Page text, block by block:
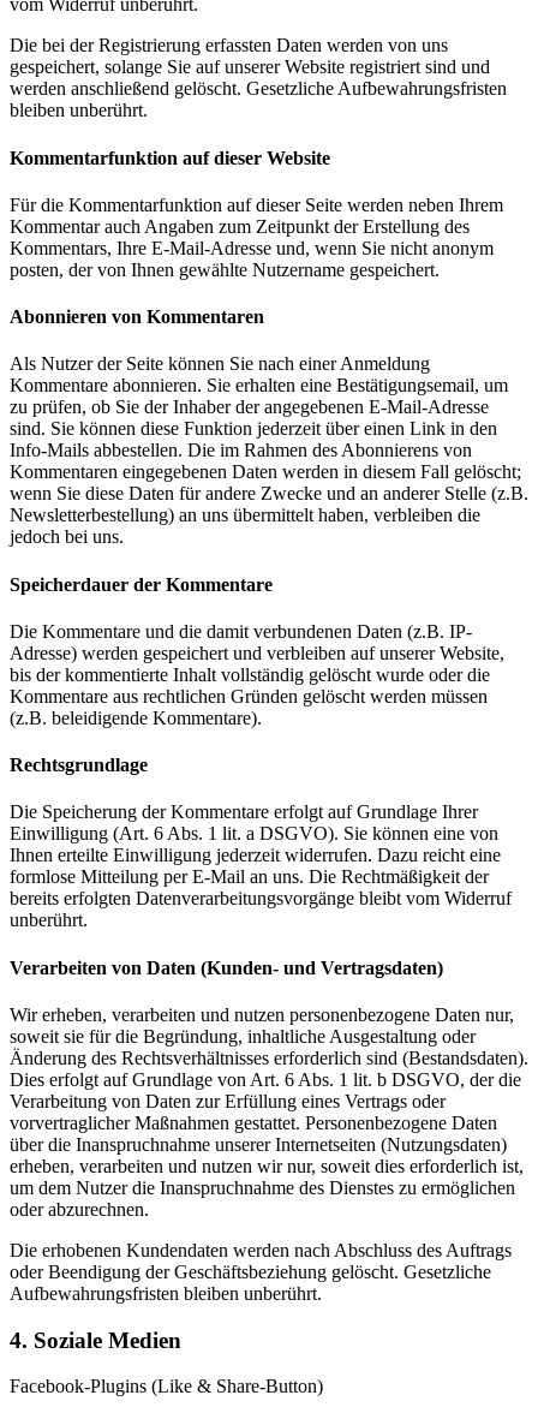
vom Widerruf unberührt.
Die bei der Registrierung erfassten Daten werden von uns
gespeichert, solange Sie auf unserer Website registriert sind und
werden anschließend gelöscht. Gesetzliche Aufbewahrungsfristen
bleiben unberührt.
Kommentarfunktion auf dieser Website
Für die Kommentarfunktion auf dieser Seite werden neben Ihrem
Kommentar auch Angaben zum Zeitpunkt der Erstellung des
Kommentars, Ihre E-Mail-Adresse und, wenn Sie nicht anonym
posten, der von Ihnen gewählte Nutzername gespeichert.
Abonnieren von Kommentaren
Als Nutzer der Seite können Sie nach einer Anmeldung
Kommentare abonnieren. Sie erhalten eine Bestätigungsemail, um
zu prüfen, ob Sie der Inhaber der angegebenen E-Mail-Adresse
sind. Sie können diese Funktion jederzeit über einen Link in den
Info-Mails abbestellen. Die im Rahmen des Abonnierens von
Kommentaren eingegebenen Daten werden in diesem Fall gelöscht;
wenn Sie diese Daten für andere Zwecke und an anderer Stelle (z.B.
Newsletterbestellung) an uns übermittelt haben, verbleiben die
jedoch bei uns.
Speicherdauer der Kommentare
Die Kommentare und die damit verbundenen Daten (z.B. IP-
Adresse) werden gespeichert und verbleiben auf unserer Website,
bis der kommentierte Inhalt vollständig gelöscht wurde oder die
Kommentare aus rechtlichen Gründen gelöscht werden müssen
(z.B. beleidigende Kommentare).
Rechtsgrundlage
Die Speicherung der Kommentare erfolgt auf Grundlage Ihrer
Einwilligung (Art. 6 Abs. 1 lit. a DSGVO). Sie können eine von
Ihnen erteilte Einwilligung jederzeit widerrufen. Dazu reicht eine
formlose Mitteilung per E-Mail an uns. Die Rechtmäßigkeit der
bereits erfolgten Datenverarbeitungsvorgänge bleibt vom Widerruf
unberührt.
Verarbeiten von Daten (Kunden- und Vertragsdaten)
Wir erheben, verarbeiten und nutzen personenbezogene Daten nur,
soweit sie für die Begründung, inhaltliche Ausgestaltung oder
Änderung des Rechtsverhältnisses erforderlich sind (Bestandsdaten).
Dies erfolgt auf Grundlage von Art. 6 Abs. 1 lit. b DSGVO, der die
Verarbeitung von Daten zur Erfüllung eines Vertrags oder
vorvertraglicher Maßnahmen gestattet. Personenbezogene Daten
über die Inanspruchnahme unserer Internetseiten (Nutzungsdaten)
erheben, verarbeiten und nutzen wir nur, soweit dies erforderlich ist,
um dem Nutzer die Inanspruchnahme des Dienstes zu ermöglichen
oder abzurechnen.
Die erhobenen Kundendaten werden nach Abschluss des Auftrags
oder Beendigung der Geschäftsbeziehung gelöscht. Gesetzliche
Aufbewahrungsfristen bleiben unberührt.
4. Soziale Medien
Facebook-Plugins (Like & Share-Button)